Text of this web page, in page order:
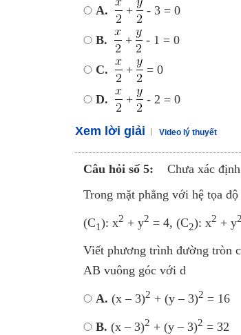
A.
+ - 3 = 0
B. + - 1 = 0
C. + = 0
D. + - 2 = 0
Xem lời giải Video lý thuyết
Câu hỏi số 5:
Chưa xác định
Trong mặt phẳng với hệ tọa
(C1): x2 + y2 = 4, (C2): x2 + y2
Viết phương trình đường tròn
AB vuông góc với d
A. (x – 3)2 + (y – 3)2 = 16
B. (x – 3)2 + (y – 3)2 = 32